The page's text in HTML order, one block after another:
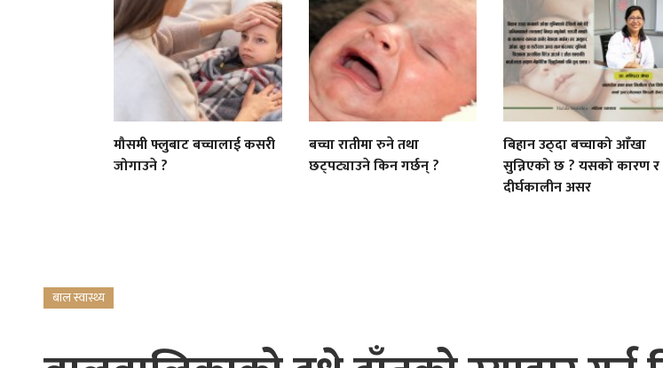
मौसमी फ्लुबाट बच्चालाई कसरी
जोगाउने ?
बच्चा रातीमा रुने तथा
छट्पट्याउने किन गर्छन् ?
बिहान उठ्दा बच्चाको आँखा
सुन्निएको छ ? यसको कारण र
दीर्घकालीन असर
बाल स्वास्थ्य